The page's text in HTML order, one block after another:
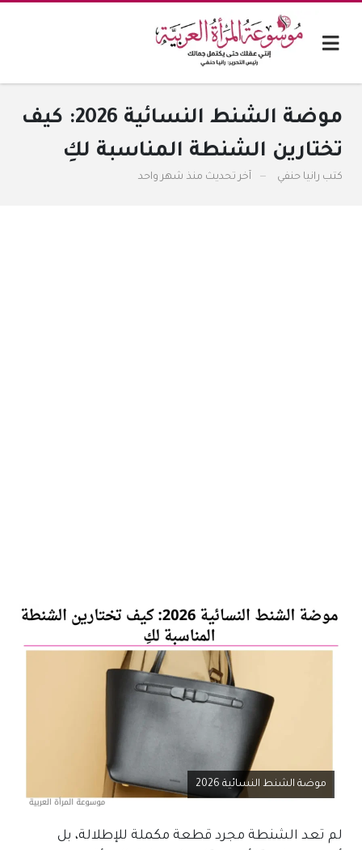
موضة الشنط النسائية 2026: كيف
تختارين الشنطة المناسبة لكِ
كتب رانيا حنفي آخر تحديث منذ شهر واحد
موضة الشنط النسائية 2026
لم تعد الشنطة مجرد قطعة مكملة للإطلالة، بل